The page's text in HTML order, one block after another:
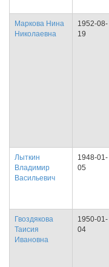
Маркова Нина
Николаевна
1952-08-
19
Лыткин
Владимир
Васильевич
1948-01-
05
Гвоздякова
Таисия
Ивановна
1950-01-
04